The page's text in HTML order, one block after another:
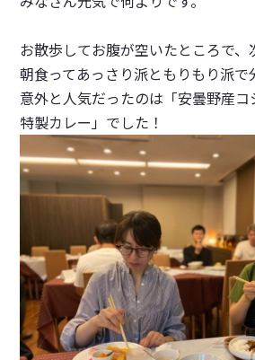
お散歩してお腹が空いたところで、
朝食ってあっさり派ともりもり派で
意外と人気だったのは「安曇野産
特製カレー」でした！